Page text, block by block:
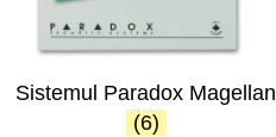
Sistemul Paradox Magellan
(6)